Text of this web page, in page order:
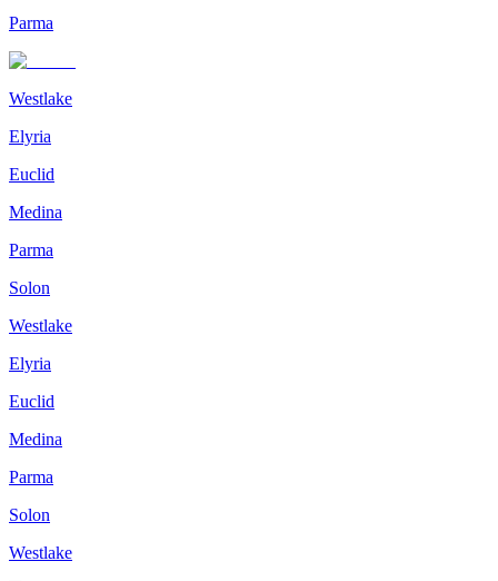
Parma
Westlake
Elyria
Euclid
Medina
Parma
Solon
Westlake
Elyria
Euclid
Medina
Parma
Solon
Westlake